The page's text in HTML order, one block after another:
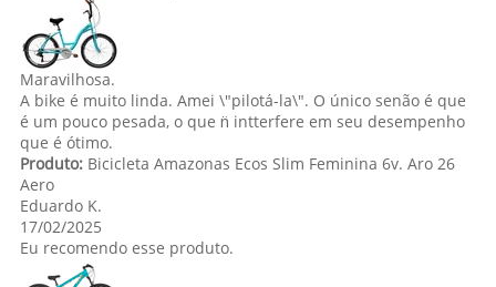
Maravilhosa.
A bike é muito linda. Amei \"pilotá-la\". O único senão é que
é um pouco pesada, o que n̈ intterfere em seu desempenho
que é ótimo.
Produto:Bicicleta Amazonas Ecos Slim Feminina 6v. Aro 26
Aero
Eduardo K.
17/02/2025
Eu recomendo esse produto.